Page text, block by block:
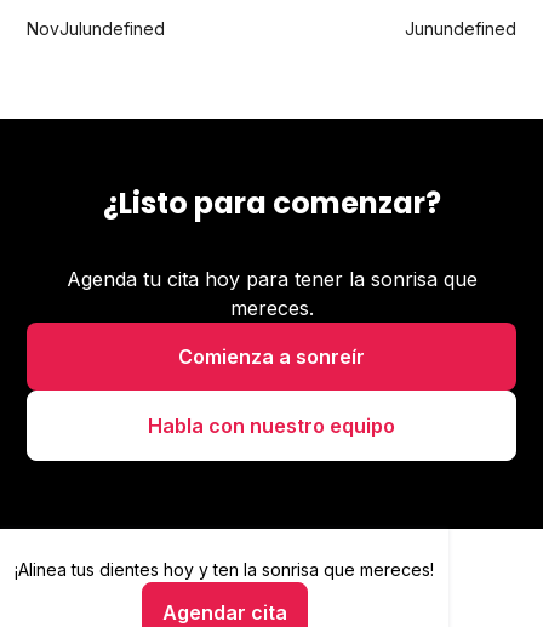
NovJulundefined Junundefined
¿Listo para comenzar?
Agenda tu cita hoy para tener la sonrisa que
mereces.
Comienza a sonreír
Habla con nuestro equipo
¡Alinea tus dientes hoy yten la sonrisa que mereces!
Agendar cita
Alinea tus dientes hoy y ten la sonrisa que mereces
Hablar con un asesor